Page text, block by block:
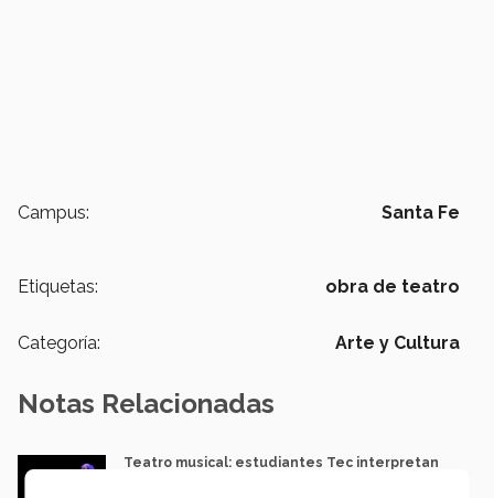
Campus: Santa Fe
Etiquetas: obra de teatro
Categoría: Arte y Cultura
Notas Relacionadas
Teatro musical: estudiantes Tec interpretan